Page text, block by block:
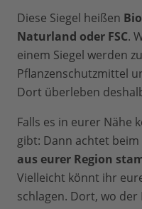
Diese Siegel heißen
Naturland oder FSC.
einem Siegel werden
Pflanzenschutzmittel
Dort überleben
Falls es in eurer Nähe
gibt: Dann achtet
aus eurer Region
Vielleicht könnt ihr
schlagen. Dort, wo